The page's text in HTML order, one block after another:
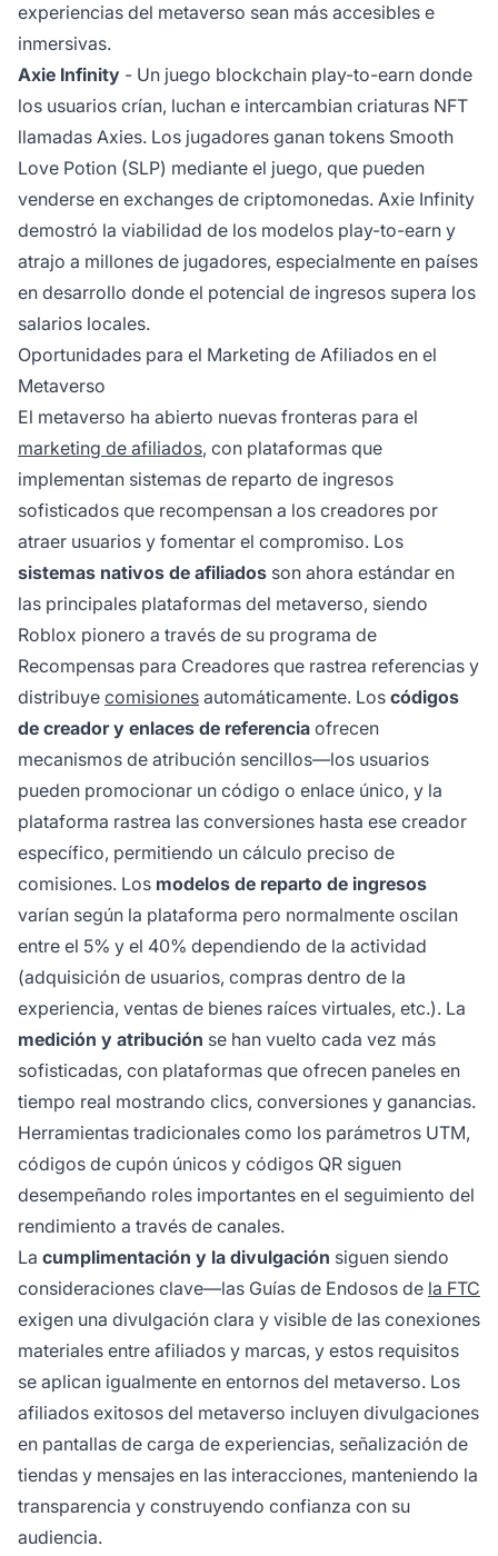
experiencias del metaverso sean más accesibles e
inmersivas.
Axie Infinity - Un juego blockchain play-to-earn donde
los usuarios crían, luchan e intercambian criaturas NFT
llamadas Axies. Los jugadores ganan tokens Smooth
Love Potion (SLP) mediante el juego, que pueden
venderse en exchanges de criptomonedas. Axie Infinity
demostró la viabilidad de los modelos play-to-earn y
atrajo a millones de jugadores, especialmente en países
en desarrollo donde el potencial de ingresos supera los
salarios locales.
Oportunidades para el Marketing de Afiliados en el
Metaverso
El metaverso ha abierto nuevas fronteras para el
marketing de afiliados, con plataformas que
implementan sistemas de reparto de ingresos
sofisticados que recompensan a los creadores por
atraer usuarios y fomentar el compromiso. Los
sistemas nativos de afiliados son ahora estándar en
las principales plataformas del metaverso, siendo
Roblox pionero a través de su programa de
Recompensas para Creadores que rastrea referencias y
distribuye comisiones automáticamente. Los códigos
de creador y enlaces de referencia ofrecen
mecanismos de atribución sencillos—los usuarios
pueden promocionar un código o enlace único, y la
plataforma rastrea las conversiones hasta ese creador
específico, permitiendo un cálculo preciso de
comisiones. Los modelos de reparto de ingresos
varían según la plataforma pero normalmente oscilan
entre el 5% y el 40% dependiendo de la actividad
(adquisición de usuarios, compras dentro de la
experiencia, ventas de bienes raíces virtuales, etc.). La
medición y atribución se han vuelto cada vez más
sofisticadas, con plataformas que ofrecen paneles en
tiempo real mostrando clics, conversiones y ganancias.
Herramientas tradicionales como los parámetros UTM,
códigos de cupón únicos y códigos QR siguen
desempeñando roles importantes en el seguimiento del
rendimiento a través de canales.
La cumplimentación y la divulgación siguen siendo
consideraciones clave—las Guías de Endosos de la FTC
exigen una divulgación clara y visible de las conexiones
materiales entre afiliados y marcas, y estos requisitos
se aplican igualmente en entornos del metaverso. Los
afiliados exitosos del metaverso incluyen divulgaciones
en pantallas de carga de experiencias, señalización de
tiendas y mensajes en las interacciones, manteniendo la
transparencia y construyendo confianza con su
audiencia.